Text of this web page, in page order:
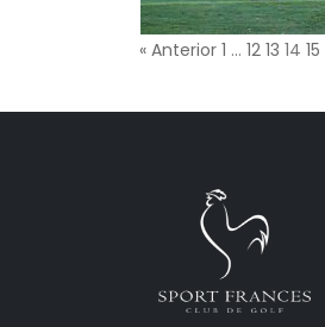
« Anterior 1 … 12 13 14 15